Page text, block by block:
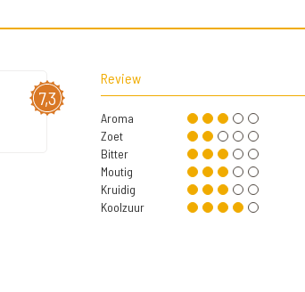
7,3
Review
Aroma
Zoet
Bitter
Moutig
Kruidig
Koolzuur